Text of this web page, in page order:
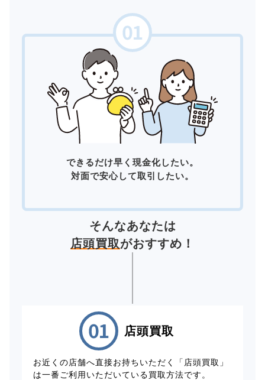
できるだけ早く現金化したい。
対面で安心して取引したい。
そんなあなたは
店頭買取がおすすめ！
店頭買取
お近くの店舗へ直接お持ちいただく「店頭買取」
は一番ご利用いただいている買取方法です。